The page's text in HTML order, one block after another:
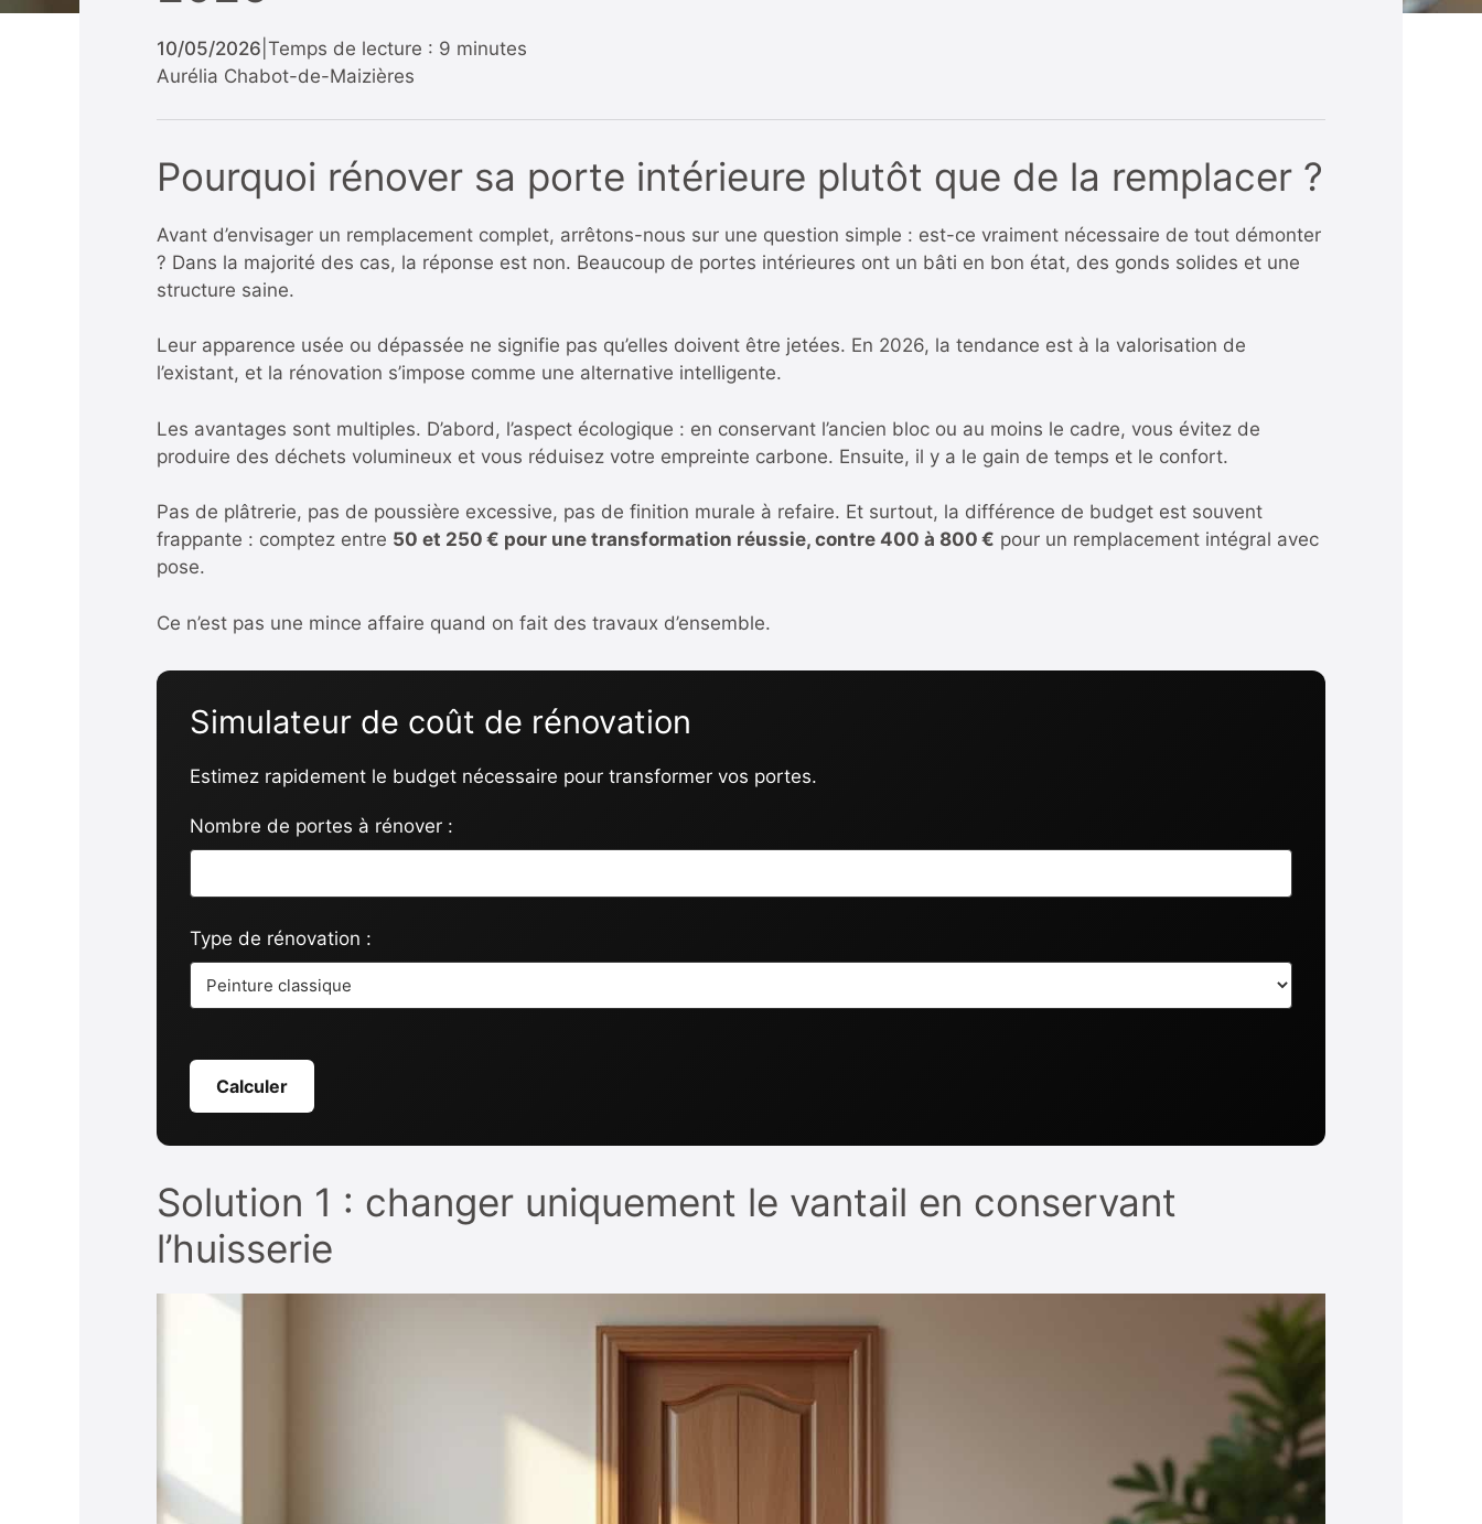
10/05/2026 Temps de lecture : 9 minutes
Aurélia Chabot-de-Maizières
Pourquoi rénover sa porte intérieure plutôt que de la remplacer ?
Avant d’envisager un remplacement complet, arrêtons-nous sur une question simple : est-ce vraiment nécessaire de tout démonter
? Dans la majorité des cas, la réponse est non. Beaucoup de portes intérieures ont un bâti en bon état, des gonds solides et une
structure saine.
Leur apparence usée ou dépassée ne signifie pas qu’elles doivent être jetées. En 2026, la tendance est à la valorisation de
l’existant, et la rénovation s’impose comme une alternative intelligente.
Les avantages sont multiples. D’abord, l’aspect écologique : en conservant l’ancien bloc ou au moins le cadre, vous évitez de
produire des déchets volumineux et vous réduisez votre empreinte carbone. Ensuite, il y a le gain de temps et le confort.
Pas de plâtrerie, pas de poussière excessive, pas de finition murale à refaire. Et surtout, la différence de budget est souvent
frappante : comptez entre 50 et 250 € pour une transformation réussie, contre 400 à 800 € pour un remplacement intégral avec
pose.
Ce n’est pas une mince affaire quand on fait des travaux d’ensemble.
Simulateur de coût de rénovation
Estimez rapidement le budget nécessaire pour transformer vos portes.
Nombre de portes à rénover :
Type de rénovation :
Calculer
Solution 1 : changer uniquement le vantail en conservant
l’huisserie